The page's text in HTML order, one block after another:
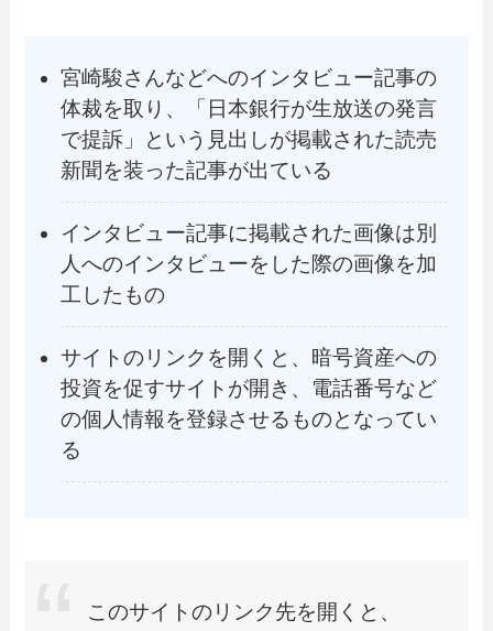
宮崎駿さんなどへのインタビュー記事の
体裁を取り、「日本銀行が生放送の発言
で提訴」という見出しが掲載された読売
新聞を装った記事が出ている
インタビュー記事に掲載された画像は別
人へのインタビューをした際の画像を加
工したもの
サイトのリンクを開くと、暗号資産への
投資を促すサイトが開き、電話番号など
の個人情報を登録させるものとなってい
る
このサイトのリンク先を開くと、